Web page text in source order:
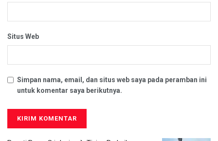
Situs Web
Simpan nama, email, dan situs web saya pada peramban ini
untuk komentar saya berikutnya.